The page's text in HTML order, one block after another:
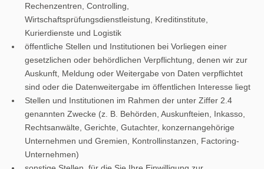
Rechenzentren, Controlling,
Wirtschaftsprüfungsdienstleistung, Kreditinstitute,
Kurierdienste und Logistik
öffentliche Stellen und Institutionen bei Vorliegen einer
gesetzlichen oder behördlichen Verpflichtung, denen wir zur
Auskunft, Meldung oder Weitergabe von Daten verpflichtet
sind oder die Datenweitergabe im öffentlichen Interesse liegt
Stellen und Institutionen im Rahmen der unter Ziffer 2.4
genannten Zwecke (z. B. Behörden, Auskunfteien, Inkasso,
Rechtsanwälte, Gerichte, Gutachter, konzernangehörige
Unternehmen und Gremien, Kontrollinstanzen, Factoring-
Unternehmen)